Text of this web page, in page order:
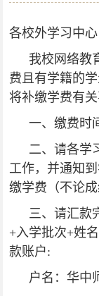
各校外学习中心
我校网络教
费且有学籍的
将补缴学费有关
一、缴费时
二、请各学
工作，并通知
缴学费（不论
三、请汇款
+入学批次+姓
款账户:
户名：华中